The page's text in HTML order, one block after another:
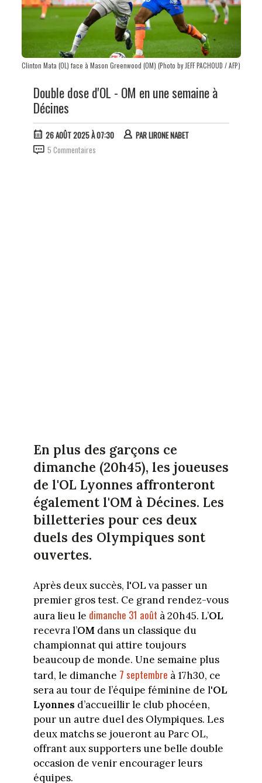
Clinton Mata (OL) face à Mason Greenwood (OM) (Photo by JEFF PACHOUD / AFP)
Double dose d'OL - OM en une semaine à
Décines
26 AOÛT 2025 À 07:30 PARLIRONE NABET
5 Commentaires
En plus des garçons ce
dimanche (20h45), les joueuses
de l'OL Lyonnes affronteront
également l'OM à Décines. Les
billetteries pour ces deux
duels des Olympiques sont
ouvertes.
Après deux succès, l'OL va passer un
premier gros test. Ce grand rendez-vous
aura lieu le dimanche 31 août à 20h45. L’OL
recevra l’OMdans un classique du
championnat qui attire toujours
beaucoup de monde. Une semaine plus
tard, le dimanche 7 septembre à 17h30, ce
sera au tour de l’équipe féminine de l'OL
Lyonnes d’accueillir le club phocéen,
pour un autre duel des Olympiques. Les
deux matchs se joueront au Parc OL,
offrant aux supporters une belle double
occasion de venir encourager leurs
équipes.